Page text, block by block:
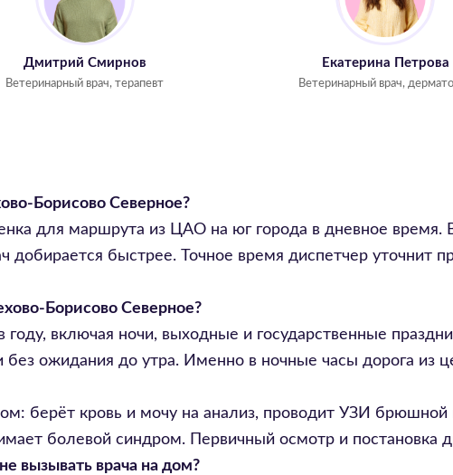
Дмитрий Смирнов
Ветеринарный врач, терапевт
Екатерина Петрова
Ветеринарный врач,
Борисово Северное?
для маршрута из ЦАО на юг города в дневное время.
быстрее. Точное время диспетчер уточнит
Борисово Северное?
году, включая ночи, выходные и государственные
ожидания до утра. Именно в ночные часы дорога из
берёт кровь и мочу на анализ, проводит УЗИ
болевой синдром. Первичный осмотр и постановка
вызывать врача на дом?